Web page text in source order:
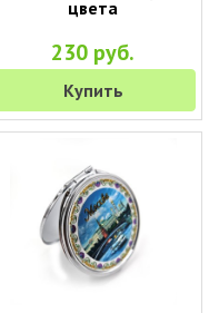
цвета
230 руб.
Купить